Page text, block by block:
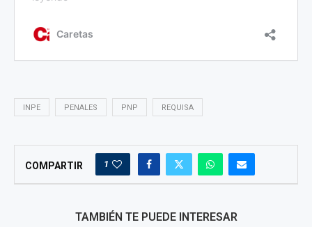
INPE PENALES PNP REQUISA
COMPARTIR 1
TAMBIÉN TE PUEDE INTERESAR